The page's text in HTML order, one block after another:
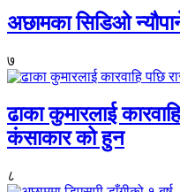
अछामका सिडिओ
७
ढाका कुमारलाई
कंसाकार को हुन
८